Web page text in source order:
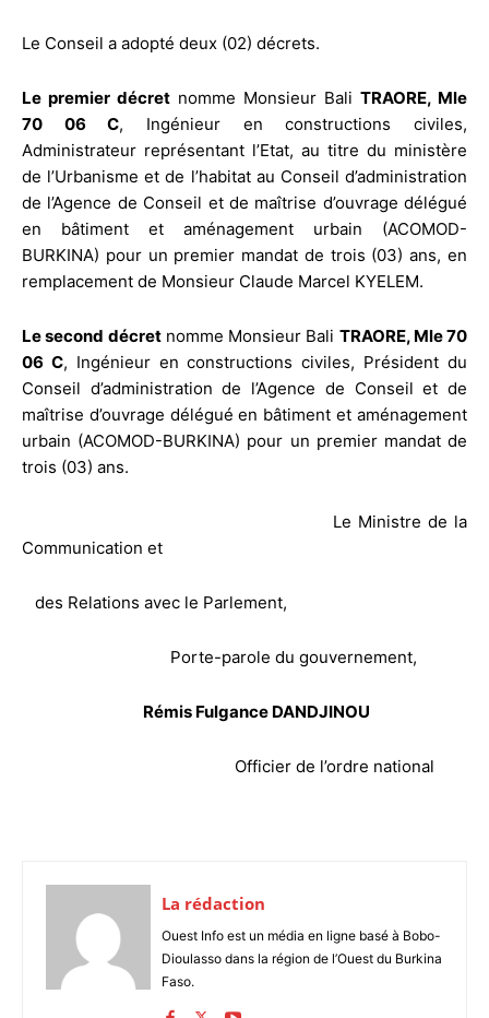
Le Conseil a adopté deux (02) décrets.
Le premier décret nomme Monsieur Bali TRAORE, Mle
70 06 C, Ingénieur en constructions civiles,
Administrateur représentant l’Etat, au titre du ministère
de l’Urbanisme et de l’habitat au Conseil d’administration
de l’Agence de Conseil et de maîtrise d’ouvrage délégué
en bâtiment et aménagement urbain (ACOMOD-
BURKINA) pour un premier mandat de trois (03) ans, en
remplacement de Monsieur Claude Marcel KYELEM.
Le second décretnomme Monsieur Bali TRAORE, Mle 70
06 C, Ingénieur en constructions civiles, Président du
Conseil d’administration de l’Agence de Conseil et de
maîtrise d’ouvrage délégué en bâtiment et aménagement
urbain (ACOMOD-BURKINA) pour un premier mandat de
trois (03) ans.
Le Ministre de la
Communication et
des Relations avec le Parlement,
Porte-parole du gouvernement,
Rémis Fulgance DANDJINOU
Officier de l’ordre national
La rédaction
Ouest Info est un média en ligne basé à Bobo-
Dioulasso dans la région de l’Ouest du Burkina
Faso.